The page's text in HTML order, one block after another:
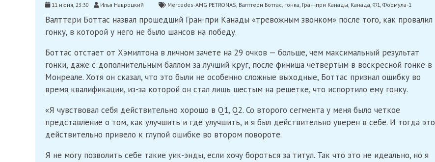
11 июня, 23:30 Илья Навроцкий Mercedes-AMG PETRONAS, Валттери Боттас, гонка, Гран-при Канады, Канада, Ф1, Формула-1
Валттери Боттас назвал прошедший Гран-при Канады «тревожным звонком» после того, как провалил
гонку, в которой у него не было шансов на победу.
Боттас отстает от Хэмилтона в личном зачете на 29 очков — больше, чем максимальный результат
гонки, даже с дополнительным баллом за лучший круг, после финиша четвертым в воскресной гонке в
Монреале. Хотя он сказал, что это были не особенно сложные выходные, Боттас признал ошибку во
время квалификации, из-за которой он стал лишь шестым на решетке, что испортило ему гонку.
«Я чувствовал себя действительно хорошо в Q1, Q2. Со второго сегмента у меня было четкое
представление о том, как улучшить и где улучшить, и я был действительно уверен в себе. И тогда это
действительно привело к глупой ошибке во втором повороте.
Я не могу позволить себе такие уик-энды, если хочу бороться за титул. Так что это не идеально, но я